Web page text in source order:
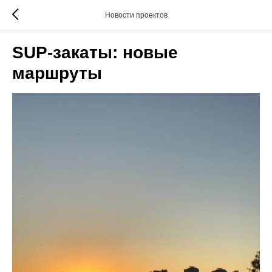
Новости проектов
SUP-закаты: новые
маршруты